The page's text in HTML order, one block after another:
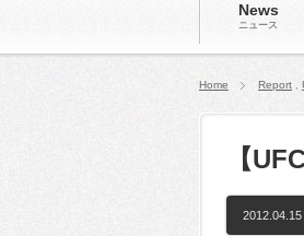
News
ニュース
Home Report
【
2012.04.15